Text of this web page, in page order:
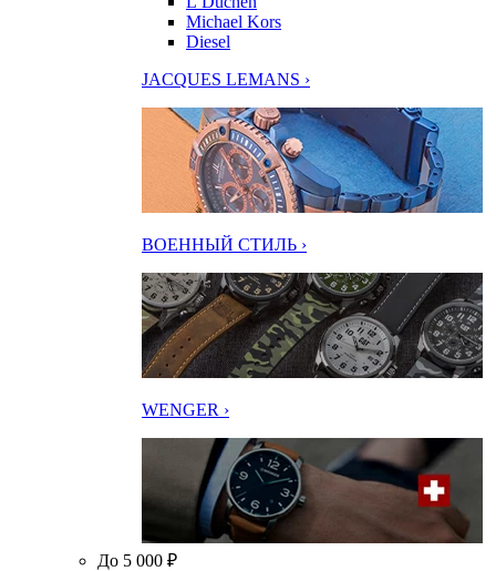
Michael Kors
Diesel
JACQUES LEMANS ›
ВОЕННЫЙ СТИЛЬ ›
WENGER ›
До 5 000 ₽